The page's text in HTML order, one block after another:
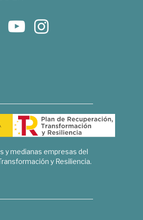
y medianas empresas del
y Resiliencia.